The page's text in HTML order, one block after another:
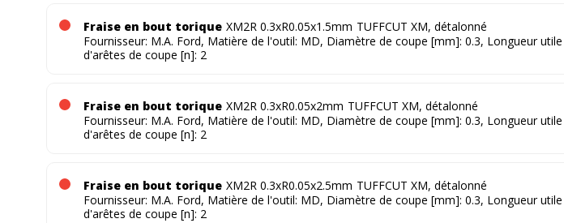
Fraise en bout torique XM2R 0.3xR0.05x1.5mm TUFFCUT XM, détalonné
Fournisseur: M.A. Ford, Matière de l'outil: MD, Diamètre de coupe [mm]: 0.3, Longueur
d'arêtes de coupe [n]: 2
Fraise en bout torique XM2R 0.3xR0.05x2mm TUFFCUT XM, détalonné
Fournisseur: M.A. Ford, Matière de l'outil: MD, Diamètre de coupe [mm]: 0.3, Longueur
d'arêtes de coupe [n]: 2
Fraise en bout torique XM2R 0.3xR0.05x2.5mm TUFFCUT XM, détalonné
Fournisseur: M.A. Ford, Matière de l'outil: MD, Diamètre de coupe [mm]: 0.3, Longueur
d'arêtes de coupe [n]: 2